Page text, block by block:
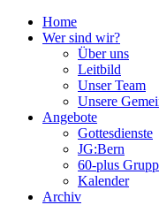
Home
Wer sind wir?
Über uns
Leitbild
Unser Team
Unsere
Angebote
Gottesdienste
JG:Bern
60-plus
Kalender
Archiv